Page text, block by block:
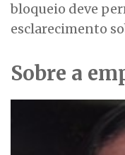
bloqueio deve
esclarecimento
Sobre a